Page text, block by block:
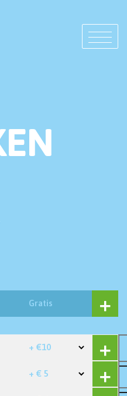
Gratis
+ €10
+ € 5